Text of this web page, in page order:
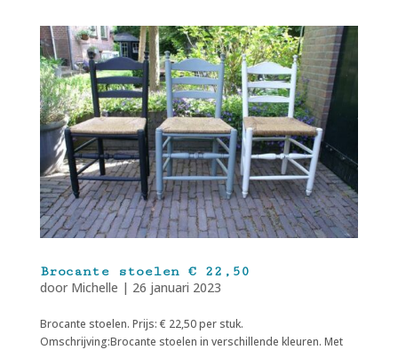
Brocante stoelen € 22,50
door Michelle | 26 januari 2023
Brocante stoelen. Prijs: € 22,50 per stuk.
Omschrijving:Brocante stoelen in verschillende kleuren. Met